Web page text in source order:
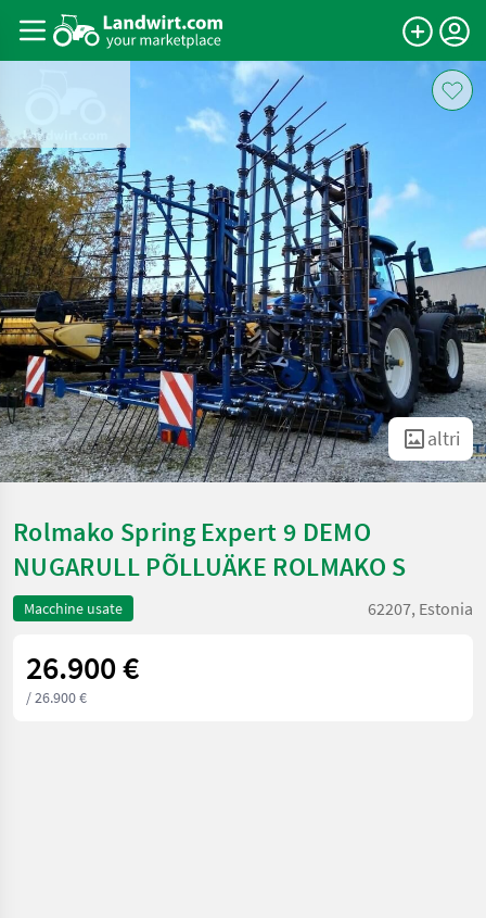
altri
Rolmako Spring Expert 9 DEMO
NUGARULL PÕLLUÄKE ROLMAKO S
Macchine usate 62207, Estonia
26.900 €
/ 26.900 €